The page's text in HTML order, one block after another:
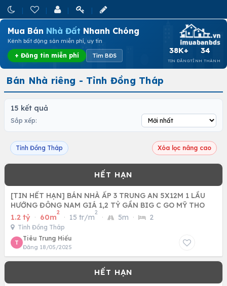
Mua Bán Nhà Đất Nhanh Chóng
Kênh bất động sản miễn phí, uy tín
+ Đăng tin miễn phí Tìm BĐS
38K+
TIN ĐĂNG
34
TỈNH THÀNH
Bán Nhà riêng - Tỉnh Đồng Tháp
15 kết quả
Sắp xếp:
Tỉnh Đồng Tháp Xóa lọc nâng cao
[TIN HẾT HẠN] BÁN NHÀ ẤP 3 TRUNG AN 5X12M 1 LẦU
HƯỚNG ĐÔNG NAM GIÁ 1,2 TỶ GẦN BIG C GO MỸ THO
1.2 tỷ · 60m
2
· 15 tr/m
2
· 5m · 2
Tỉnh Đồng Tháp
T
Tiêu Trung Hiếu
Đăng 18/05/2025